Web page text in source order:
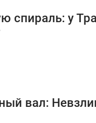
спираль: у
вал: